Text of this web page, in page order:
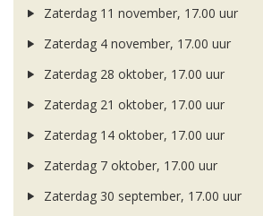
Zaterdag 11 november, 17.00 uur
Zaterdag 4 november, 17.00 uur
Zaterdag 28 oktober, 17.00 uur
Zaterdag 21 oktober, 17.00 uur
Zaterdag 14 oktober, 17.00 uur
Zaterdag 7 oktober, 17.00 uur
Zaterdag 30 september, 17.00 uur